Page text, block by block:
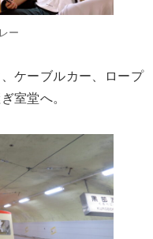
ー
ケーブルカー、ロープ
室堂へ。